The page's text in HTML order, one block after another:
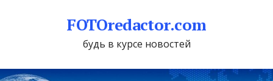
FOTOredactor.com
будь в курсе новостей